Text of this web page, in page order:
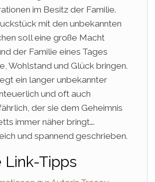
im Besitz der Familie.
mit den unbekannten
soll eine große Macht
der Familie eines Tages
Wohlstand und Glück bringen.
ein langer unbekannter
und oft auch
der sie dem Geheimnis
immer näher bringt….
und spannend geschrieben.
Link-Tipps